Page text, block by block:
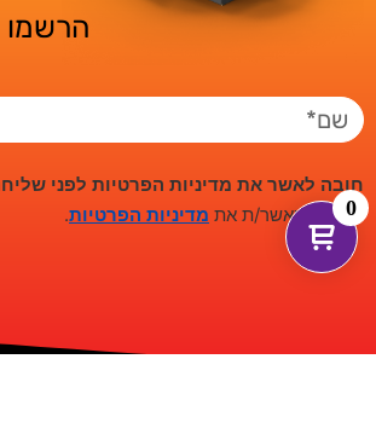
הרשמו
חובה לאשר את מדיניות הפרטיות לפני
* אני מאשר/ת את מדיניות הפרטיות. 0